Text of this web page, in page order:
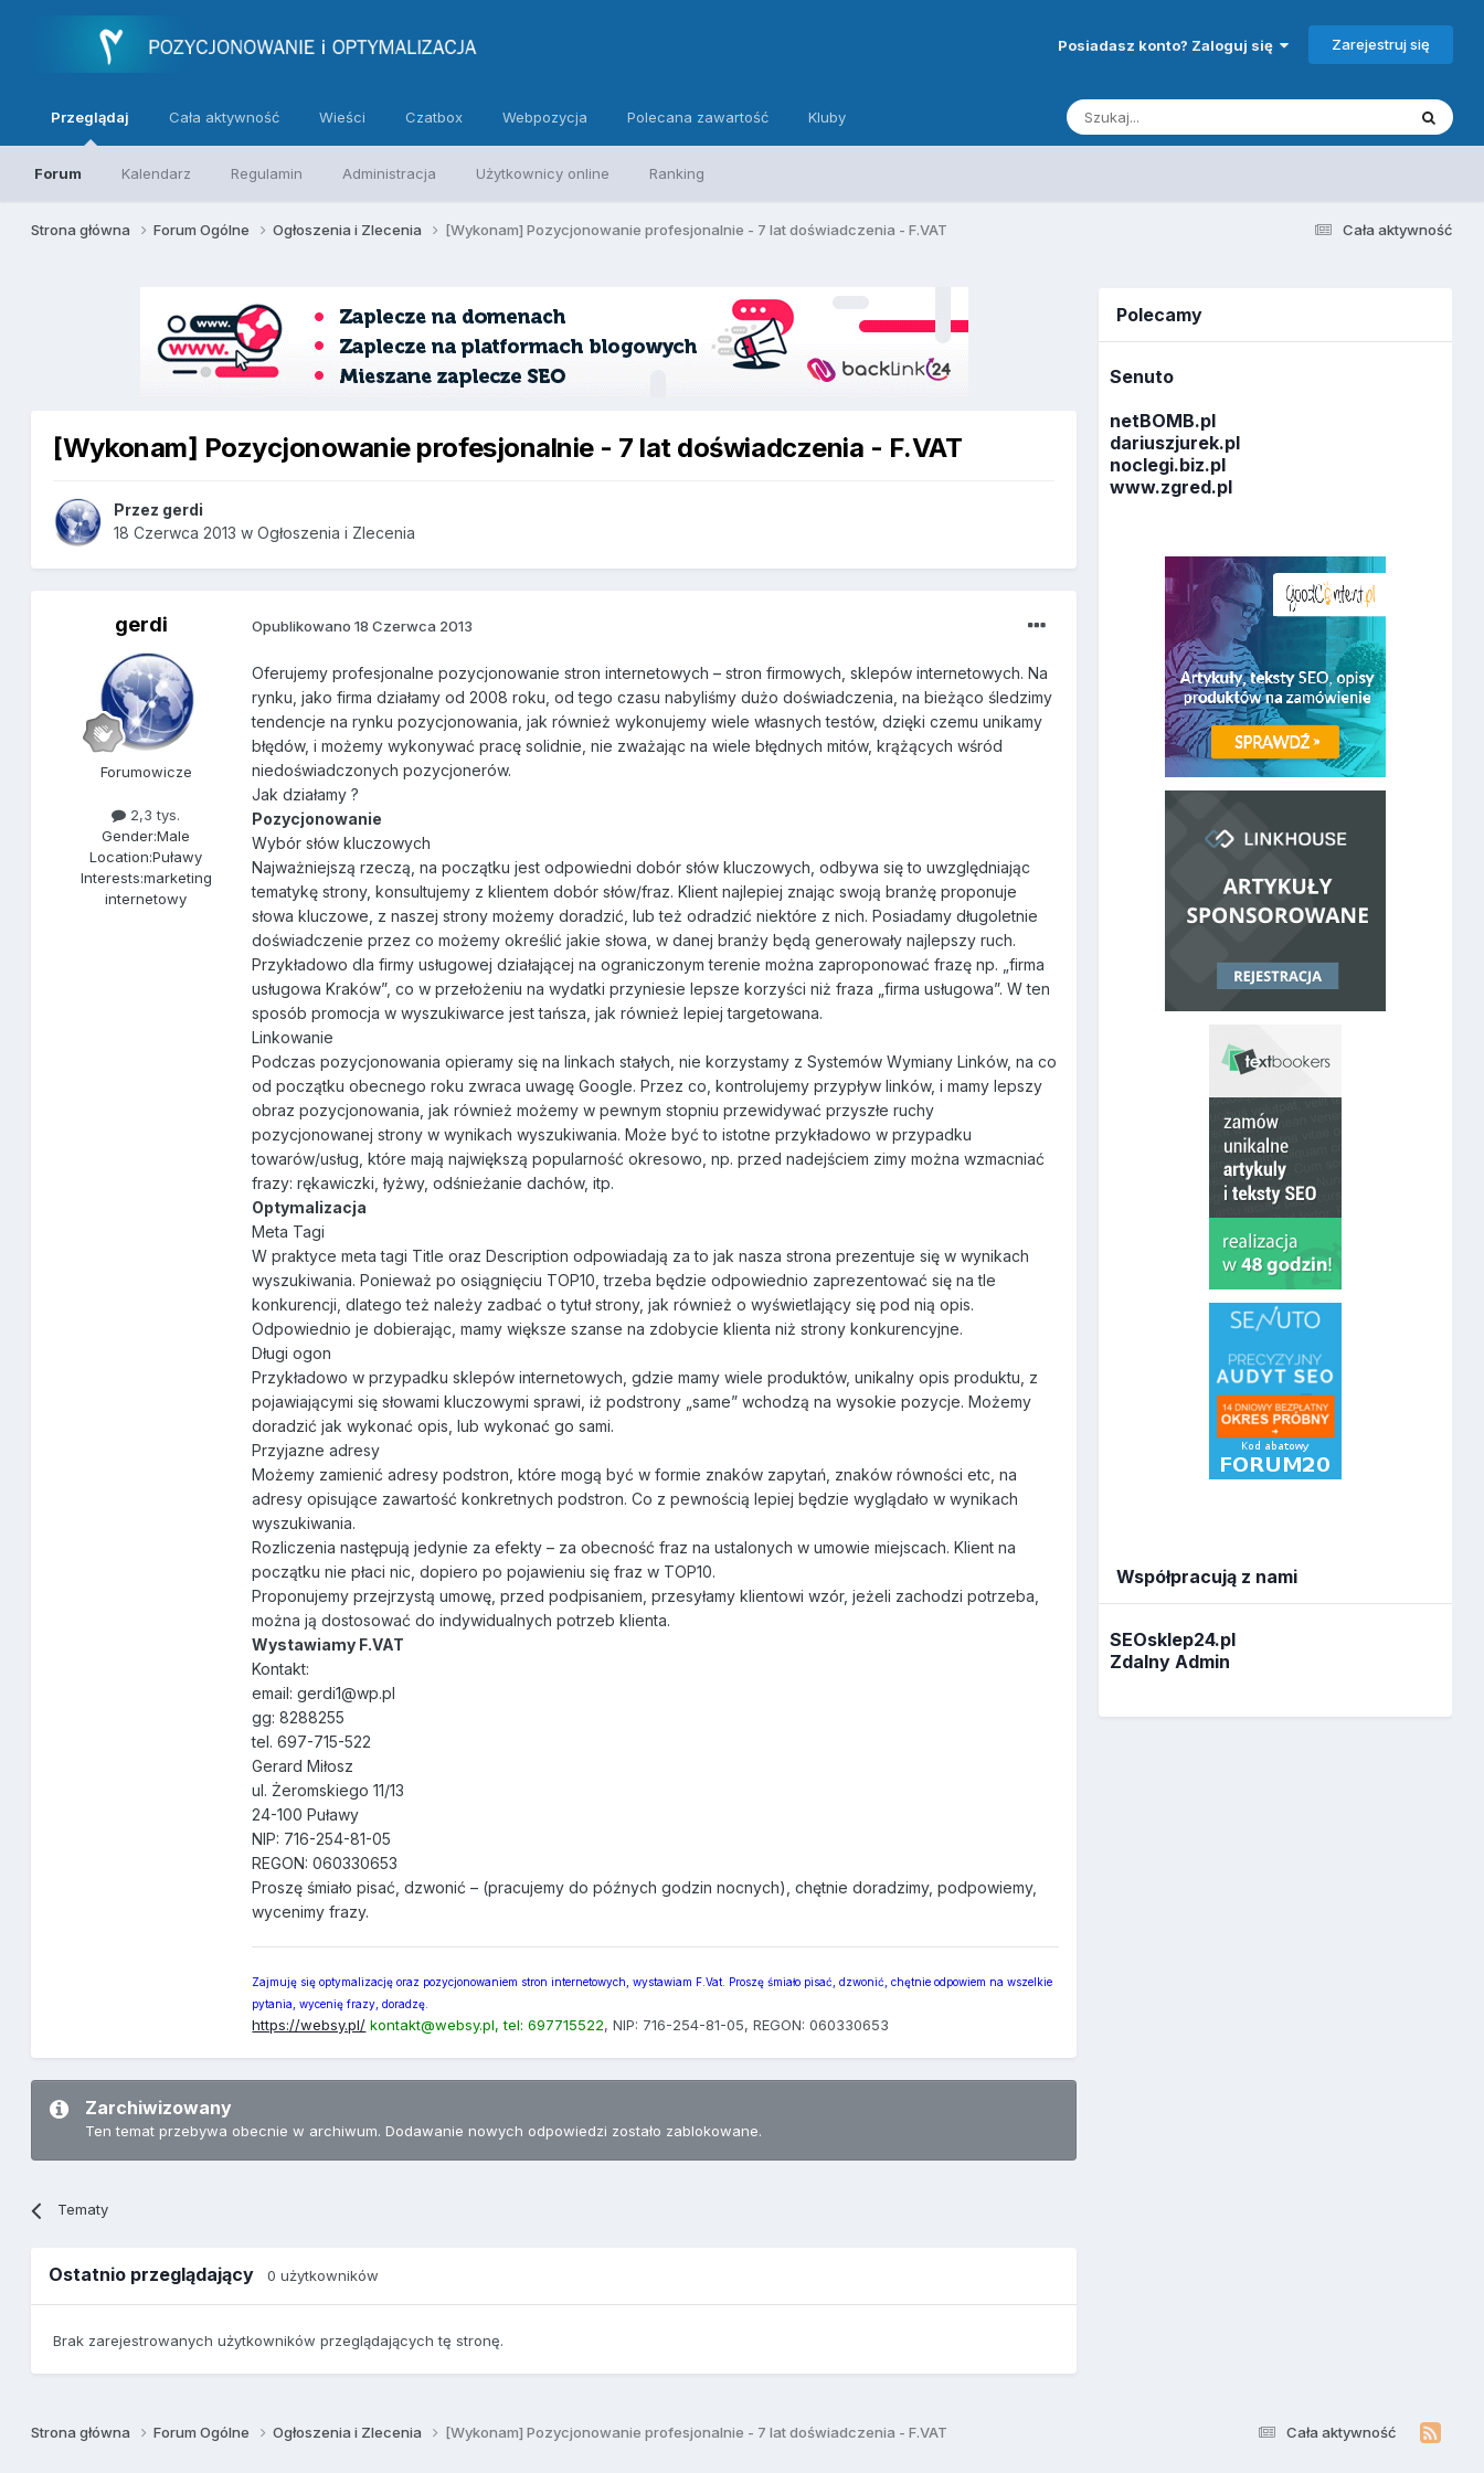
Posiadasz konto? Zaloguj się Zarejestruj się
Przeglądaj
Forum Kalendarz Regulamin Administracja Użytkownicy online Ranking
Cała aktywność Wieści Czatbox Webpozycja Polecana zawartość Kluby
Cała aktywność
Strona główna Forum Ogólne Ogłoszenia i Zlecenia [Wykonam] Pozycjonowanie profesjonalnie - 7 lat doświadczenia - F.VAT
[Wykonam] Pozycjonowanie profesjonalnie - 7 lat doświadczenia - F.VAT
Przez gerdi
18 Czerwca 2013 wOgłoszenia i Zlecenia
gerdi
Forumowicze
2,3 tys.
Gender:Male
Location:Puławy
Interests:marketing
internetowy
Opublikowano18 Czerwca 2013
Oferujemy profesjonalne pozycjonowanie stron internetowych – stron firmowych, sklepów internetowych. Na
rynku, jako firma działamy od 2008 roku, od tego czasu nabyliśmy dużo doświadczenia, na bieżąco śledzimy
tendencje na rynku pozycjonowania, jak również wykonujemy wiele własnych testów, dzięki czemu unikamy
błędów, i możemy wykonywać pracę solidnie, nie zważając na wiele błędnych mitów, krążących wśród
niedoświadczonych pozycjonerów.
Jak działamy ?
Pozycjonowanie
Wybór słów kluczowych
Najważniejszą rzeczą, na początku jest odpowiedni dobór słów kluczowych, odbywa się to uwzględniając
tematykę strony, konsultujemy z klientem dobór słów/fraz. Klient najlepiej znając swoją branżę proponuje
słowa kluczowe, z naszej strony możemy doradzić, lub też odradzić niektóre z nich. Posiadamy długoletnie
doświadczenie przez co możemy określić jakie słowa, w danej branży będą generowały najlepszy ruch.
Przykładowo dla firmy usługowej działającej na ograniczonym terenie można zaproponować frazę np. „firma
usługowa Kraków”, co w przełożeniu na wydatki przyniesie lepsze korzyści niż fraza „firma usługowa”. W ten
sposób promocja w wyszukiwarce jest tańsza, jak również lepiej targetowana.
Linkowanie
Podczas pozycjonowania opieramy się na linkach stałych, nie korzystamy z Systemów Wymiany Linków, na co
od początku obecnego roku zwraca uwagę Google. Przez co, kontrolujemy przypływ linków, i mamy lepszy
obraz pozycjonowania, jak również możemy w pewnym stopniu przewidywać przyszłe ruchy
pozycjonowanej strony w wynikach wyszukiwania. Może być to istotne przykładowo w przypadku
towarów/usług, które mają największą popularność okresowo, np. przed nadejściem zimy można wzmacniać
frazy: rękawiczki, łyżwy, odśnieżanie dachów, itp.
Optymalizacja
Meta Tagi
W praktyce meta tagi Title oraz Description odpowiadają za to jak nasza strona prezentuje się w wynikach
wyszukiwania. Ponieważ po osiągnięciu TOP10, trzeba będzie odpowiednio zaprezentować się na tle
konkurencji, dlatego też należy zadbać o tytuł strony, jak również o wyświetlający się pod nią opis.
Odpowiednio je dobierając, mamy większe szanse na zdobycie klienta niż strony konkurencyjne.
Długi ogon
Przykładowo w przypadku sklepów internetowych, gdzie mamy wiele produktów, unikalny opis produktu, z
pojawiającymi się słowami kluczowymi sprawi, iż podstrony „same” wchodzą na wysokie pozycje. Możemy
doradzić jak wykonać opis, lub wykonać go sami.
Przyjazne adresy
Możemy zamienić adresy podstron, które mogą być w formie znaków zapytań, znaków równości etc, na
adresy opisujące zawartość konkretnych podstron. Co z pewnością lepiej będzie wyglądało w wynikach
wyszukiwania.
Rozliczenia następują jedynie za efekty – za obecność fraz na ustalonych w umowie miejscach. Klient na
początku nie płaci nic, dopiero po pojawieniu się fraz w TOP10.
Proponujemy przejrzystą umowę, przed podpisaniem, przesyłamy klientowi wzór, jeżeli zachodzi potrzeba,
można ją dostosować do indywidualnych potrzeb klienta.
Wystawiamy F.VAT
Kontakt:
email: gerdi1@wp.pl
gg: 8288255
tel. 697-715-522
Gerard Miłosz
ul. Żeromskiego 11/13
24-100 Puławy
NIP: 716-254-81-05
REGON: 060330653
Proszę śmiało pisać, dzwonić – (pracujemy do późnych godzin nocnych), chętnie doradzimy, podpowiemy,
wycenimy frazy.
Zajmuję się optymalizację oraz pozycjonowaniem stron internetowych, wystawiam F.Vat. Proszę śmiało pisać, dzwonić, chętnie odpowiem na wszelkie
pytania, wycenię frazy, doradzę.
https://websy.pl/ kontakt@websy.pl, tel: 697715522, NIP: 716-254-81-05, REGON: 060330653
Zarchiwizowany
Ten temat przebywa obecnie w archiwum. Dodawanie nowych odpowiedzi zostało zablokowane.
Tematy
Ostatnio przeglądający0 użytkowników
Brak zarejestrowanych użytkowników przeglądających tę stronę.
Polecamy
Senuto
netBOMB.pl
dariuszjurek.pl
noclegi.biz.pl
www.zgred.pl
Współpracują z nami
SEOsklep24.pl
Zdalny Admin
Cała aktywność
Strona główna Forum Ogólne Ogłoszenia i Zlecenia [Wykonam] Pozycjonowanie profesjonalnie - 7 lat doświadczenia - F.VAT